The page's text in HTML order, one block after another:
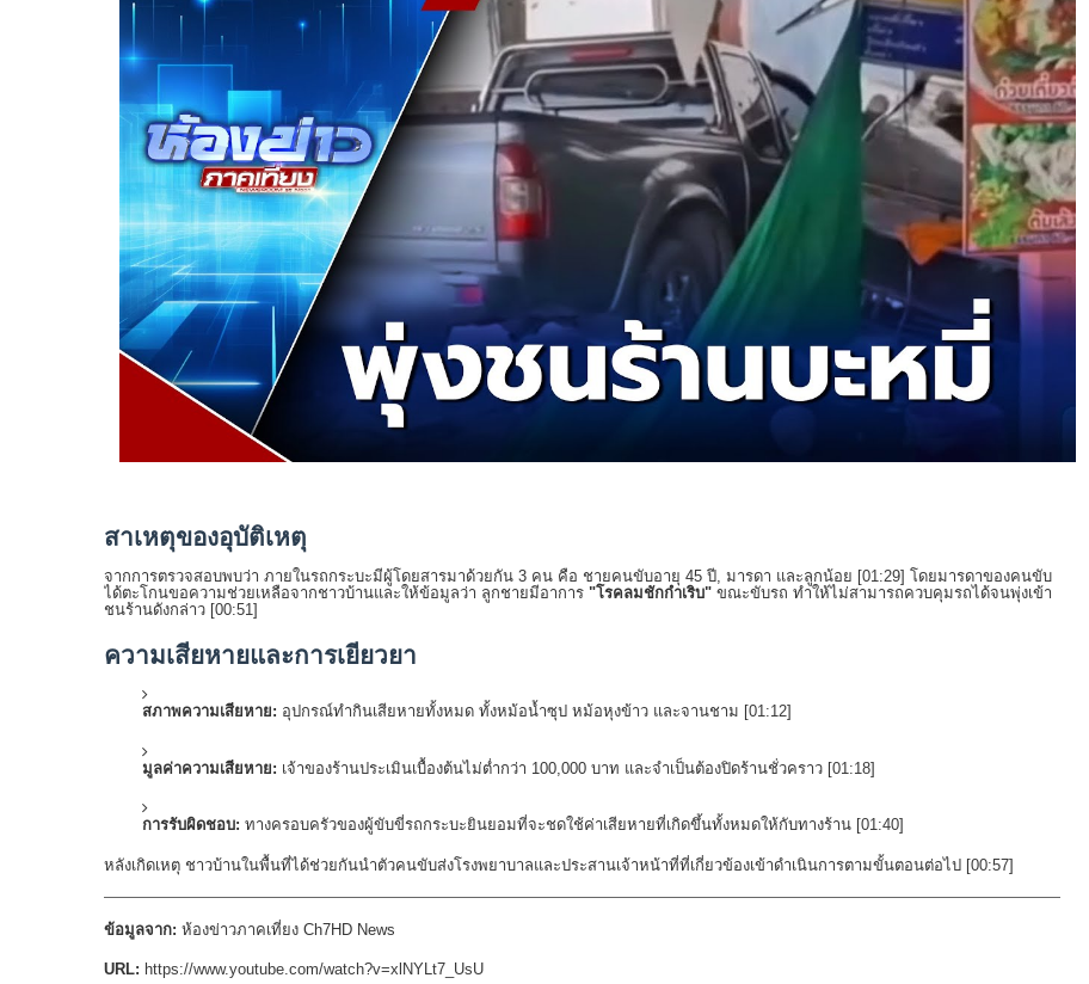
สาเหตุของอุบัติเหตุ
จากการตรวจสอบพบว่า ภายในรถกระบะมีผู้โดยสารมาด้วยกัน 3 คน คือ ชายคนขับอายุ 45 ปี, มารดา และลูกน้อย [01:29] โดยมารดาของคนขับ
ได้ตะโกนขอความช่วยเหลือจากชาวบ้านและให้ข้อมูลว่า ลูกชายมีอาการ "โรคลมชักกำเริบ" ขณะขับรถ ทำให้ไม่สามารถควบคุมรถได้จนพุ่งเข้า
ชนร้านดังกล่าว [00:51 ]
ความเสียหายและการเยียวยา
สภาพความเสียหาย: อุปกรณ์ทำกินเสียหายทั้งหมด ทั้งหม้อน้ำซุป หม้อหุงข้าว และจานชาม [01:12]
มูลค่าความเสียหาย: เจ้าของร้านประเมินเบื้องต้นไม่ต่ำกว่า 100,000 บาท และจำเป็นต้องปิดร้านชั่วคราว [01:18]
การรับผิดชอบ: ทางครอบครัวของผู้ขับขี่รถกระบะยินยอมที่จะชดใช้ค่าเสียหายที่เกิดขึ้นทั้งหมดให้กับทางร้าน [01:40]
หลังเกิดเหตุ ชาวบ้านในพื้นที่ได้ช่วยกันนำตัวคนขับส่งโรงพยาบาลและประสานเจ้าหน้าที่ที่เกี่ยวข้องเข้าดำเนินการตามขั้นตอนต่อไป [00:57]
ข้อมูลจาก: ห้องข่าวภาคเที่ยง Ch7HD News
URL: https://www.youtube.com/watch?v=xlNYLt7_UsU